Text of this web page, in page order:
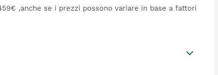
,anche se i prezzi possono variare in base a fattori